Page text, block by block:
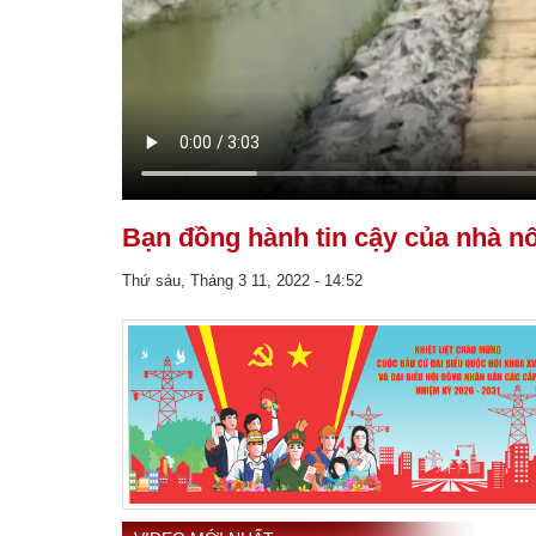
Bạn đồng hành tin cậy của nhà
Thứ sáu, Tháng 3 11, 2022 - 14:52